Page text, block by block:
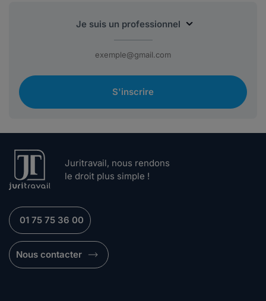
S'inscrire
Juritravail, nous rendons
le droit plus simple !
01 75 75 36 00
Nous contacter